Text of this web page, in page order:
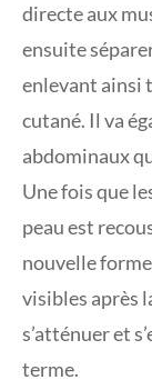
directe aux
ensuite
enlevant ainsi
cutané. Il va
abdominaux
Une fois que
peau est
nouvelle
visibles après
s’atténuer et
terme.